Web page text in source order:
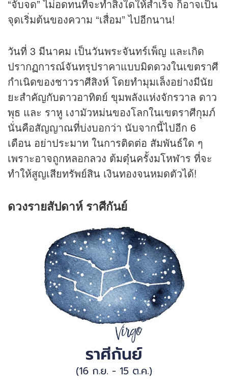
“จับจด” ไม่อดทนที่จะทำสิ่งใดให้สำเร็จ ก็อาจเป็น
จุดเริ่มต้นของความ “เสื่อม” ไปอีกนาน!
วันที่ 3 มีนาคม เป็นวันพระจันทร์เพ็ญ และเกิด
ปรากฏการณ์จันทรุปราคาแบบมิดดวงในเขตราศี
กำเนิดของชาวราศีสิงห์ โดยทำมุมเล็งอย่างมีนัย
ยะสำคัญกับดาวอาทิตย์ ขุมพลังแห่งจักรวาล ดาว
พุธ และ ราหู เงามัวหม่นของโลกในเขตราศีกุมภ์
นั่นคือสัญญาณที่บ่งบอกว่า นับจากนี้ไปอีก 6
เดือน อย่าประมาท ในการติดต่อ สัมพันธ์ใด ๆ
เพราะอาจถูกหลอกลวง ต้มตุ๋นครั้งมโหฬาร ที่จะ
ทำให้สูญเสียทรัพย์สิน เงินทองจนหมดตัวได้!
ดวงรายสัปดาห์ ราศีกันย์